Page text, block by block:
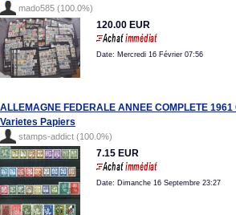
mado585 (100.0%)
120.00 EUR
Date: Mercredi 16 Février 07:56
ALLEMAGNE FEDERALE ANNEE COMPLETE
Varietes Papiers
stamps-addict (100.0%)
7.15 EUR
Date: Dimanche 16 Septembre 23:27